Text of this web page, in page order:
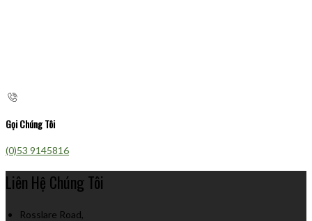
Gọi Chúng Tôi
(0)53 9145816
Liên Hệ Chúng Tôi
Rosslare Road,